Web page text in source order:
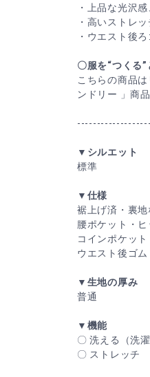
・上品な光沢
・高いストレ
・ウエスト後
〇服を“つくる
こちらの商品
ンドリー 」商品
▼シルエット
標準
▼仕様
裾上げ済・裏地
腰ポケット・ヒ
コインポケット
ウエスト後ゴム
▼生地の厚み
普通
▼機能
〇 洗える（洗
〇 ストレッチ